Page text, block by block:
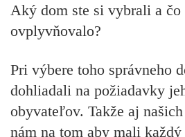
Aký dom ste si vybrali a čo
ovplyvňovalo?
Pri výbere toho správneho
dohliadali na požiadavky
obyvateľov. Takže aj
nám na tom aby mali